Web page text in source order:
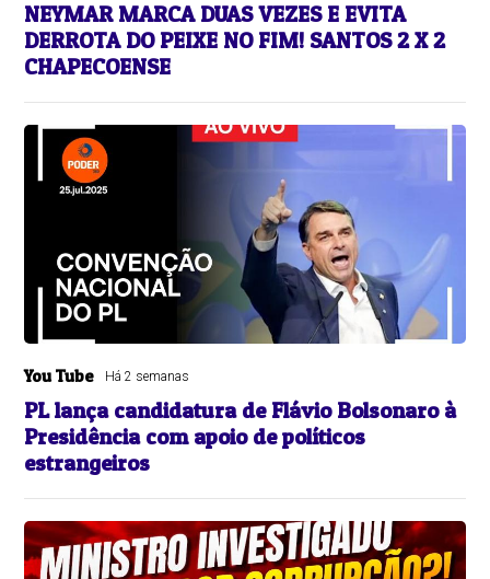
NEYMAR MARCA DUAS VEZES E EVITA
DERROTA DO PEIXE NO FIM! SANTOS 2 X 2
CHAPECOENSE
You Tube Há 2 semanas
PL lança candidatura de Flávio Bolsonaro à
Presidência com apoio de políticos
estrangeiros